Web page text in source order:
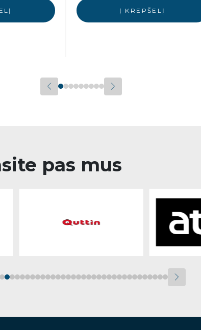
Į KREPŠELĮ
pas mus